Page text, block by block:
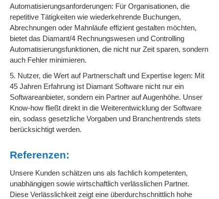
Automatisierungsanforderungen: Für Organisationen, die
repetitive Tätigkeiten wie wiederkehrende Buchungen,
Abrechnungen oder Mahnläufe effizient gestalten möchten,
bietet das Diamant/4 Rechnungswesen und Controlling
Automatisierungsfunktionen, die nicht nur Zeit sparen, sondern
auch Fehler minimieren.
5. Nutzer, die Wert auf Partnerschaft und Expertise legen: Mit
45 Jahren Erfahrung ist Diamant Software nicht nur ein
Softwareanbieter, sondern ein Partner auf Augenhöhe. Unser
Know-how fließt direkt in die Weiterentwicklung der Software
ein, sodass gesetzliche Vorgaben und Branchentrends stets
berücksichtigt werden.
Referenzen:
Unsere Kunden schätzen uns als fachlich kompetenten,
unabhängigen sowie wirtschaftlich verlässlichen Partner.
Diese Verlässlichkeit zeigt eine überdurchschnittlich hohe